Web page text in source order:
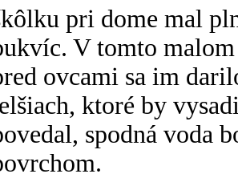
pri dome mal
V tomto
ovcami sa im
ktoré by
spodná voda